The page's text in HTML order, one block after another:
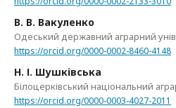
В. В. Вакуленко
Одеський державний аграрний
https://orcid.org/0000-0002-8460-4148
Н. І. Шушківська
Білоцерківський національний
https://orcid.org/0000-0003-4027-2011